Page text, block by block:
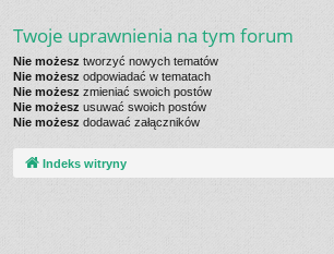
Twoje uprawnienia na tym forum
Nie możesz tworzyć nowych tematów
Nie możesz odpowiadać w tematach
Nie możesz zmieniać swoich postów
Nie możesz usuwać swoich postów
Nie możesz dodawać załączników
Indeks witryny